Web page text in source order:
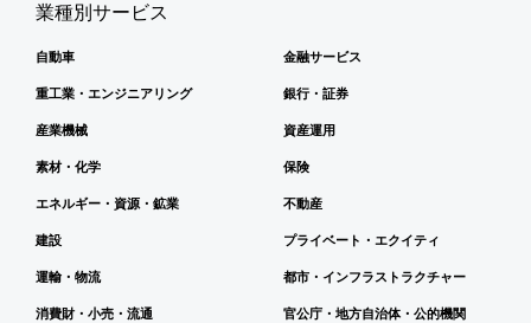
業種別サービス
自動車
重工業・エンジニアリング
産業機械
素材・化学
エネルギー・資源・鉱業
建設
運輸・物流
消費財・小売・流通
金融サービス
銀行・証券
資産運用
保険
不動産
プライベート・エクイティ
都市・インフラストラクチャー
官公庁・地方自治体・公的機関